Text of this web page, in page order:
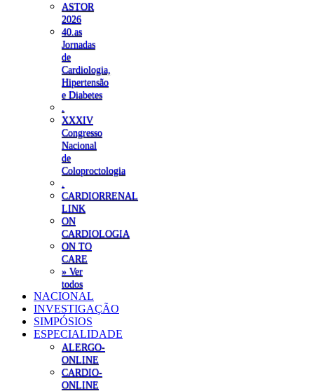
ASTOR
2026
40.as
Jornadas
de
Cardiologia,
Hipertensão
e Diabetes
XXXIV
Congresso
Nacional
de
Coloproctologia
CARDIORRENAL
LINK
ON
CARDIOLOGIA
ON TO
CARE
» Ver
todos
NACIONAL
INVESTIGAÇÃO
SIMPÓSIOS
ESPECIALIDADE
ALERGO-
ONLINE
CARDIO-
ONLINE